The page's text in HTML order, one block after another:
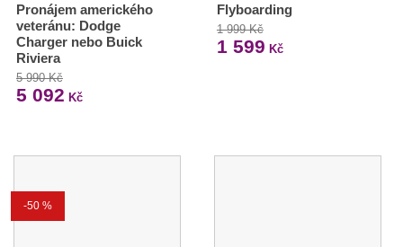
Pronájem amerického
veteránu: Dodge
Charger nebo Buick
Riviera
5 990 Kč
5 092 Kč
Flyboarding
1 999 Kč
1 599 Kč
-50 %